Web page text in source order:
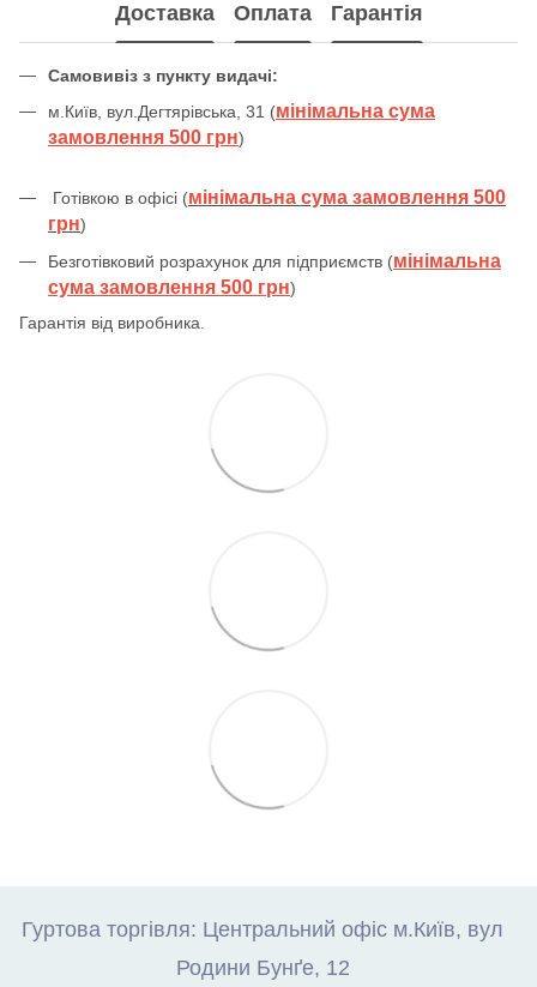
Доставка Оплата Гарантія
Самовивіз з пункту видачі:
м.Київ, вул.Дегтярівська, 31 (мінімальна сума
замовлення 500 грн)
Готівкою в офісі (мінімальна сума замовлення 500
грн)
Безготівковий розрахунок для підприємств (мінімальна
сума замовлення 500 грн)
Гарантія від виробника.
Гуртова торгівля: Центральний офіс м.Київ, вул
Родини Бунґе, 12